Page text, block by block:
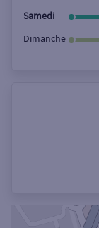
Samedi
Dimanche